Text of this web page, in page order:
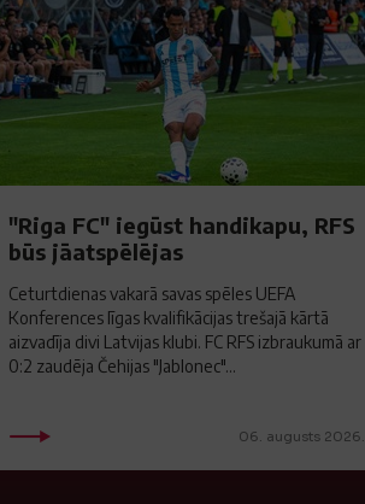
"Riga FC" iegūst handikapu, RFS
būs jāatspēlējas
Ceturtdienas vakarā savas spēles UEFA
Konferences līgas kvalifikācijas trešajā kārtā
aizvadīja divi Latvijas klubi. FC RFS izbraukumā ar
0:2 zaudēja Čehijas "Jablonec"...
06. augusts 2026.